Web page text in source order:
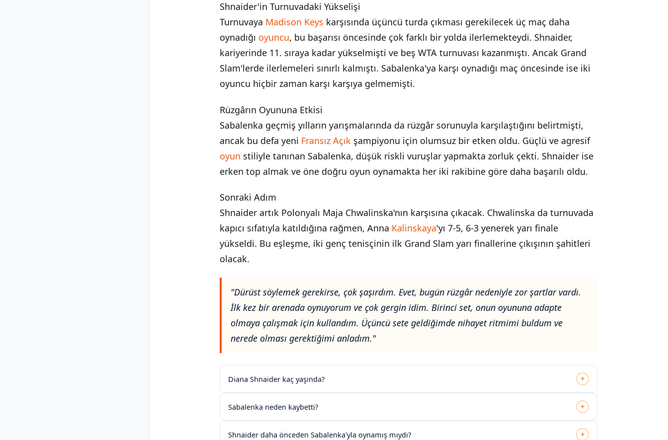
Shnaider'in Turnuvadaki Yükselişi
Turnuvaya Madison Keys karşısında üçüncü turda çıkması gerekilecek üç maç daha
oynadığı oyuncu, bu başarısı öncesinde çok farklı bir yolda ilerlemekteydi. Shnaider,
kariyerinde 11. sıraya kadar yükselmişti ve beş WTA turnuvası kazanmıştı. Ancak Grand
Slam'lerde ilerlemeleri sınırlı kalmıştı. Sabalenka'ya karşı oynadığı maç öncesinde ise iki
oyuncu hiçbir zaman karşı karşıya gelmemişti.
Rüzgârın Oyununa Etkisi
Sabalenka geçmiş yılların yarışmalarında da rüzgâr sorunuyla karşılaştığını belirtmişti,
ancak bu defa yeni Fransız Açık şampiyonu için olumsuz bir etken oldu. Güçlü ve agresif
oyun stiliyle tanınan Sabalenka, düşük riskli vuruşlar yapmakta zorluk çekti. Shnaider ise
erken top almak ve öne doğru oyun oynamakta her iki rakibine göre daha başarılı oldu.
Sonraki Adım
Shnaider artık Polonyalı Maja Chwalinska'nın karşısına çıkacak. Chwalinska da turnuvada
kapıcı sıfatıyla katıldığına rağmen, Anna Kalinskaya'yı 7-5, 6-3 yenerek yarı finale
yükseldi. Bu eşleşme, iki genç tenisçinin ilk Grand Slam yarı finallerine çıkışının şahitleri
olacak.
"Dürüst söylemek gerekirse, çok şaşırdım. Evet, bugün rüzgâr nedeniyle zor şartlar vardı.
İlk kez bir arenada oynuyorum ve çok gergin idim. Birinci set, onun oyununa adapte
olmaya çalışmak için kullandım. Üçüncü sete geldiğimde nihayet ritmimi buldum ve
nerede olması gerektiğimi anladım."
Diana Shnaider kaç yaşında? +
Sabalenka neden kaybetti? +
Shnaider daha önceden Sabalenka'yla oynamış mıydı? +